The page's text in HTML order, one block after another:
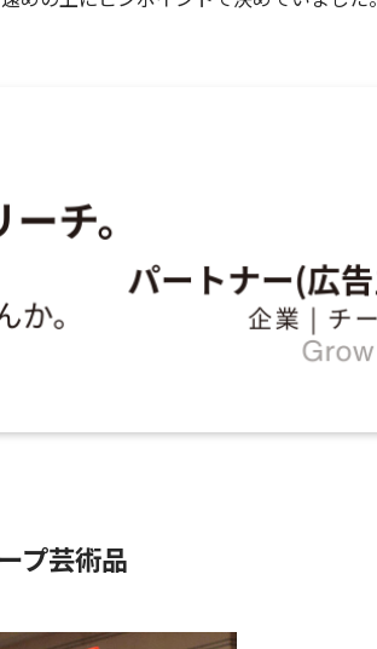
プ芸術品